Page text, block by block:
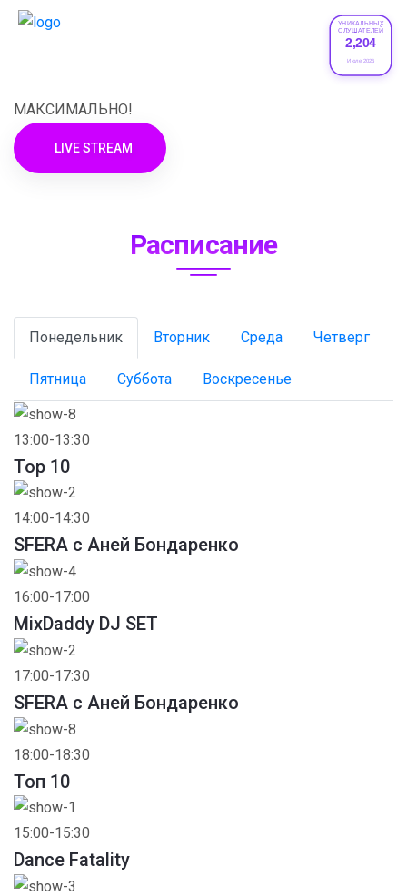
УНИКАЛЬНЫХ
СЛУШАТЕЛЕЙ
2,204
Июле 2026
МАКСИМАЛЬНО!
LIVE STREAM
Расписание
Понедельник Вторник Среда Четверг
Пятница Суббота Воскресенье
13:00-13:30
Top 10
14:00-14:30
SFERA с Аней Бондаренко
16:00-17:00
MixDaddy DJ SET
17:00-17:30
SFERA с Аней Бондаренко
18:00-18:30
Toп 10
15:00-15:30
Dance Fatality